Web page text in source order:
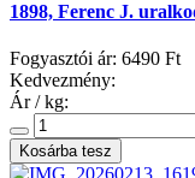
1898, Ferenc J.
Fogyasztói ár: 6490 Ft
Kedvezmény:
Ár / kg: